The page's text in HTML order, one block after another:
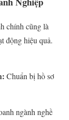
chính cũng là
động hiệu quả.
Chuẩn bị hồ sơ
ngành nghề